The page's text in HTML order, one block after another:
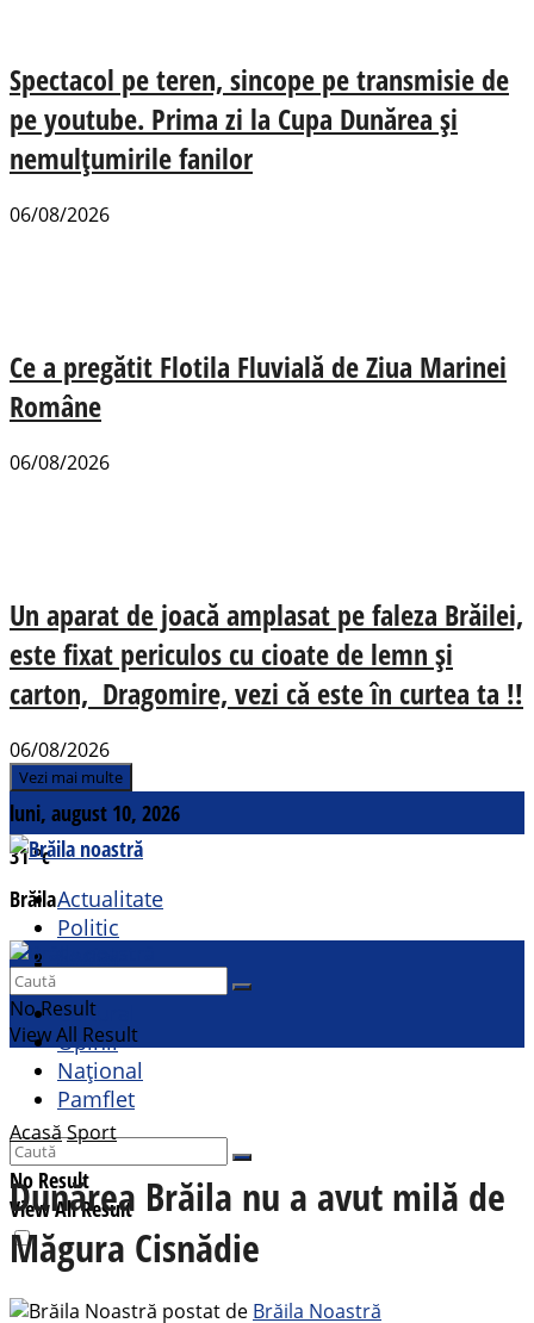
Spectacol pe teren, sincope pe transmisie de
pe youtube. Prima zi la Cupa Dunărea și
nemulțumirile fanilor
06/08/2026
Ce a pregătit Flotila Fluvială de Ziua Marinei
Române
06/08/2026
Un aparat de joacă amplasat pe faleza Brăilei,
este fixat periculos cu cioate de lemn și
carton, Dragomire, vezi că este în curtea ta !!
06/08/2026
Vezi mai multe
luni, august 10, 2026
31°c
Brăila
Contact
Actualitate
Politic
Cultural
Opinii
Național
Pamflet
No Result
View All Result
No Result
View All Result
AcasăSport
Dunărea Brăila nu a avut milă de
Măgura Cisnădie
postat de Brăila Noastră